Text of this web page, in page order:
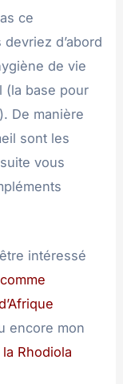
ce
d’abord
de vie
(la base pour
De manière
sont les
vous
intéressé
encore mon
Rhodiola